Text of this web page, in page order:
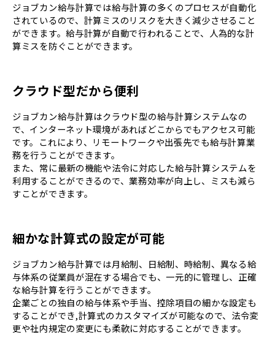
ジョブカン給与計算では給与計算の多くのプロセスが自動化
されているので、計算ミスのリスクを大きく減少させること
ができます。給与計算が自動で行われることで、人為的な計
算ミスを防ぐことができます。
クラウド型だから便利
ジョブカン給与計算はクラウド型の給与計算システムなの
で、インターネット環境があればどこからでもアクセス可能
です。これにより、リモートワークや出張先でも給与計算業
務を行うことができます。
また、常に最新の機能や法令に対応した給与計算システムを
利用することができるので、業務効率が向上し、ミスも減ら
すことができます。
細かな計算式の設定が可能
ジョブカン給与計算では月給制、日給制、時給制、異なる給
与体系の従業員が混在する場合でも、一元的に管理し、正確
な給与計算を行うことができます。
企業ごとの独自の給与体系や手当、控除項目の細かな設定も
することができ,計算式のカスタマイズが可能なので、法令変
更や社内規定の変更にも柔軟に対応することができます。